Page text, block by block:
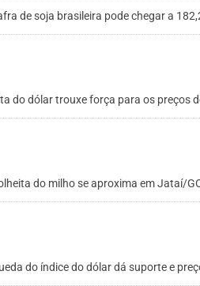
de soja brasileira pode chegar a
do dólar trouxe força para os preços
do milho se aproxima em Jataí/
do índice do dólar dá suporte e